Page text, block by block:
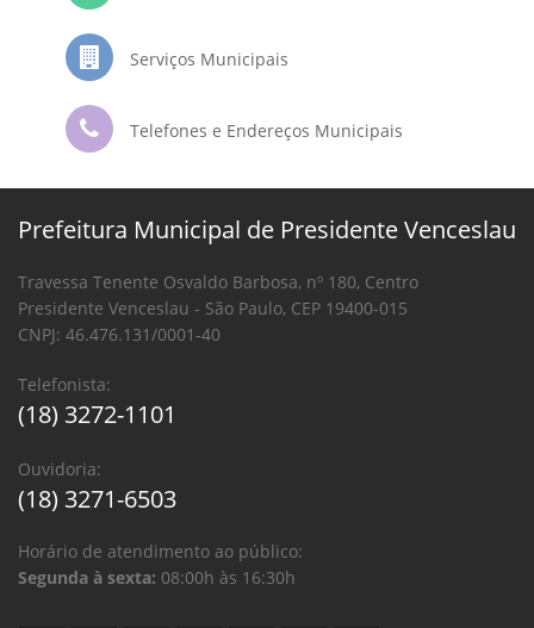
Serviços Municipais
Telefones e Endereços Municipais
Prefeitura Municipal de Presidente Venceslau
Travessa Tenente Osvaldo Barbosa, nº 180, Centro
Presidente Venceslau - São Paulo, CEP 19400-015
CNPJ: 46.476.131/0001-40
Telefonista:
(18) 3272-1101
Ouvidoria:
(18) 3271-6503
Horário de atendimento ao público:
Segunda à sexta: 08:00h às 16:30h